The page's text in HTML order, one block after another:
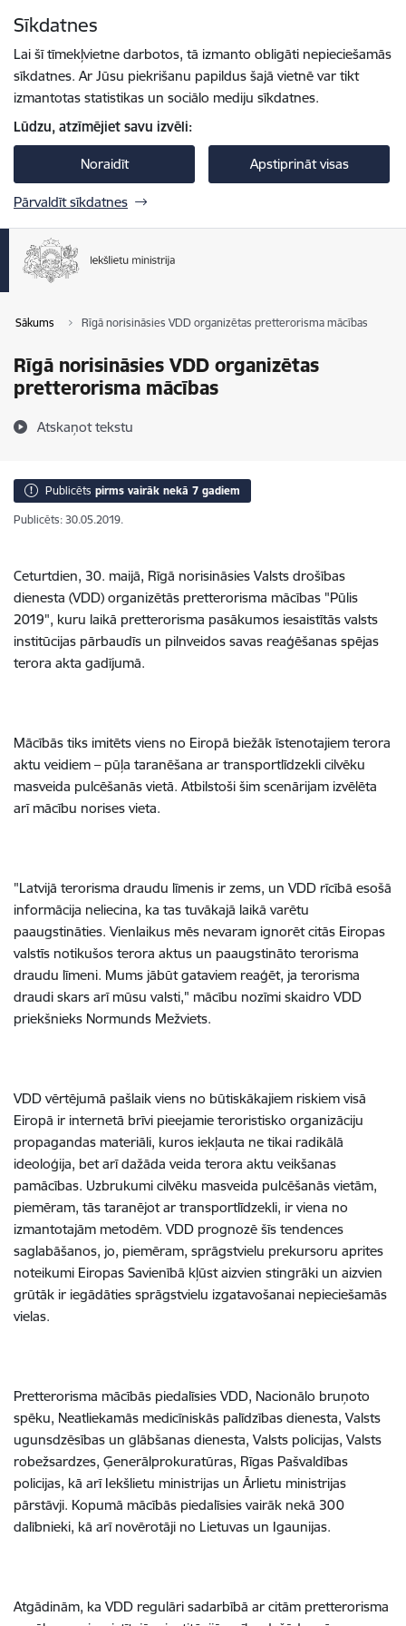
Sīkdatnes
Lai šī tīmekļvietne darbotos, tā izmanto obligāti nepieciešamās
sīkdatnes. Ar Jūsu piekrišanu papildus šajā vietnē var tikt
izmantotas statistikas un sociālo mediju sīkdatnes.
Lūdzu, atzīmējiet savu izvēli:
Noraidīt Apstiprināt visas
Pārvaldīt sīkdatnes
Sākums Rīgā norisināsies VDD organizētas pretterorisma mācības
Rīgā norisināsies VDD organizētas
pretterorisma mācības
Atskaņot tekstu
Publicēts pirms vairāk nekā 7 gadiem
Publicēts: 30.05.2019.
Ceturtdien, 30. maijā, Rīgā norisināsies Valsts drošības
dienesta (VDD) organizētās pretterorisma mācības "Pūlis
2019", kuru laikā pretterorisma pasākumos iesaistītās valsts
institūcijas pārbaudīs un pilnveidos savas reaģēšanas spējas
terora akta gadījumā.
Mācībās tiks imitēts viens no Eiropā biežāk īstenotajiem terora
aktu veidiem – pūļa taranēšana ar transportlīdzekli cilvēku
masveida pulcēšanās vietā. Atbilstoši šim scenārijam izvēlēta
arī mācību norises vieta.
"Latvijā terorisma draudu līmenis ir zems, un VDD rīcībā esošā
informācija neliecina, ka tas tuvākajā laikā varētu
paaugstināties. Vienlaikus mēs nevaram ignorēt citās Eiropas
valstīs notikušos terora aktus un paaugstināto terorisma
draudu līmeni. Mums jābūt gataviem reaģēt, ja terorisma
draudi skars arī mūsu valsti," mācību nozīmi skaidro VDD
priekšnieks Normunds Mežviets.
VDD vērtējumā pašlaik viens no būtiskākajiem riskiem visā
Eiropā ir internetā brīvi pieejamie teroristisko organizāciju
propagandas materiāli, kuros iekļauta ne tikai radikālā
ideoloģija, bet arī dažāda veida terora aktu veikšanas
pamācības. Uzbrukumi cilvēku masveida pulcēšanās vietām,
piemēram, tās taranējot ar transportlīdzekli, ir viena no
izmantotajām metodēm. VDD prognozē šīs tendences
saglabāšanos, jo, piemēram, sprāgstvielu prekursoru aprites
noteikumi Eiropas Savienībā kļūst aizvien stingrāki un aizvien
grūtāk ir iegādāties sprāgstvielu izgatavošanai nepieciešamās
vielas.
Pretterorisma mācībās piedalīsies VDD, Nacionālo bruņoto
spēku, Neatliekamās medicīniskās palīdzības dienesta, Valsts
ugunsdzēsības un glābšanas dienesta, Valsts policijas, Valsts
robežsardzes, Ģenerālprokuratūras, Rīgas Pašvaldības
policijas, kā arī Iekšlietu ministrijas un Ārlietu ministrijas
pārstāvji. Kopumā mācībās piedalīsies vairāk nekā 300
dalībnieki, kā arī novērotāji no Lietuvas un Igaunijas.
Atgādinām, ka VDD regulāri sadarbībā ar citām pretterorisma